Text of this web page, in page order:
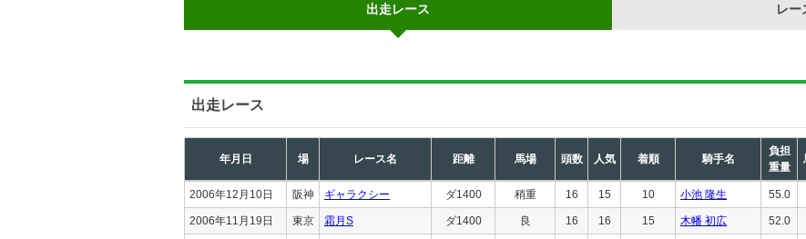
出走レース レー
出走レース
年月日 場 レース名 距離 馬場 頭数 人気 着順 騎手名
負担
重量
2006年12月10日 阪神 ギャラクシー ダ1400 稍重 16 15 10 小池 隆生 55.0
2006年11月19日 東京 霜月S ダ1400 良 16 16 15 木幡 初広 52.0